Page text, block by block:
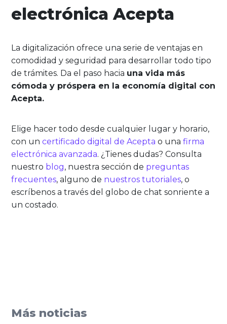
electrónica Acepta
La digitalización ofrece una serie de ventajas en
comodidad y seguridad para desarrollar todo tipo
de trámites. Da el paso hacia una vida más
cómoda y próspera en la economía digital con
Acepta.
Elige hacer todo desde cualquier lugar y horario,
con uncertificado digital de Acepta o unafirma
electrónica avanzada. ¿Tienes dudas? Consulta
nuestro blog, nuestra sección de preguntas
frecuentes, alguno de nuestros tutoriales, o
escríbenos a través del globo de chat sonriente a
un costado.
Más noticias